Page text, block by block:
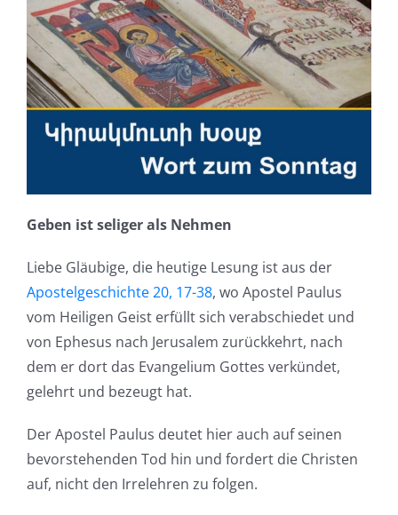
Geben ist seliger als Nehmen
Liebe Gläubige, die heutige Lesung ist aus der
Apostelgeschichte 20, 17-38, wo Apostel Paulus
vom Heiligen Geist erfüllt sich verabschiedet und
von Ephesus nach Jerusalem zurückkehrt, nach
dem er dort das Evangelium Gottes verkündet,
gelehrt und bezeugt hat.
Der Apostel Paulus deutet hier auch auf seinen
bevorstehenden Tod hin und fordert die Christen
auf, nicht den Irrelehren zu folgen.